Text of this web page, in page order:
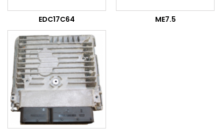
EDC17C64 ME7.5